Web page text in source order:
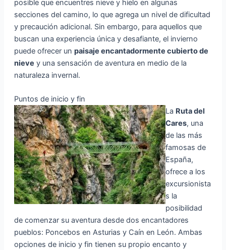
posible que encuentres nieve y hielo en algunas
secciones del camino, lo que agrega un nivel de dificultad
y precaución adicional. Sin embargo, para aquellos que
buscan una experiencia única y desafiante, el invierno
puede ofrecer un paisaje encantadormente cubierto de
nieve y una sensación de aventura en medio de la
naturaleza invernal.
Puntos de inicio y fin
La Ruta del
Cares, una
de las más
famosas de
España,
ofrece a los
excursionista
s la
posibilidad
de comenzar su aventura desde dos encantadores
pueblos: Poncebos en Asturias y Caín en León. Ambas
opciones de inicio y fin tienen su propio encanto y